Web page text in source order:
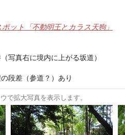
ポット「不動明王とカラス天狗」
写真右に境内に上がる坂道）
段差（参道？）あり
で拡大写真を表示します。